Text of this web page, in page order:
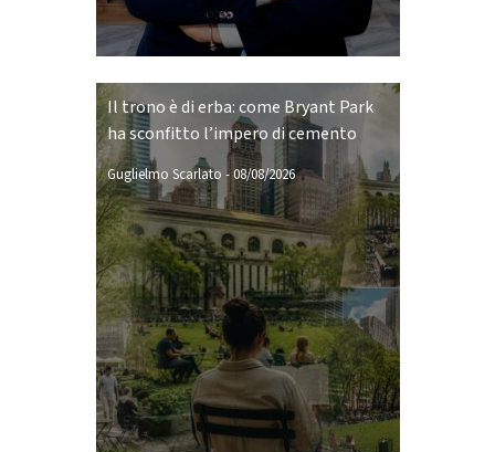
Il trono è di erba: come Bryant Park
ha sconfitto l’impero di cemento
Guglielmo Scarlato -08/08/2026